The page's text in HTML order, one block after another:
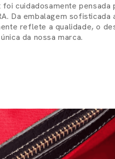
cuidadosamente pensada
Da embalagem sofisticada
reflete a qualidade, o
única da nossa marca.